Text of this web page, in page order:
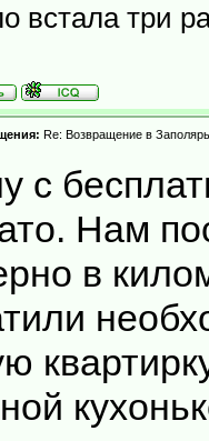
встала три
Re: Возвращение в
с
Нам
в